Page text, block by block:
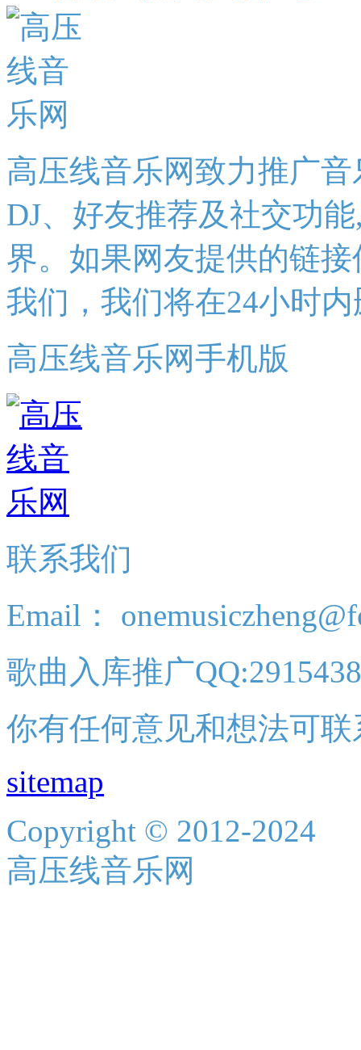
高压线音乐网致力推广
DJ、好友推荐及社交功
界。如果网友提供的链
我们，我们将在24小时
高压线音乐网手机版
联系我们
Email：
歌曲入库推广
你有任何意见和想法可
sitemap
Copyright © 2012-2024
高压线音乐网